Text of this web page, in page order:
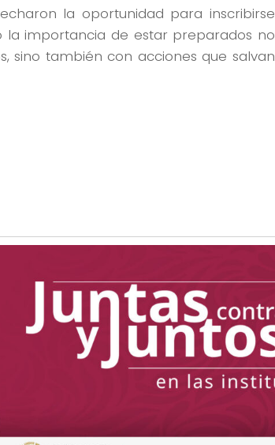
la oportunidad para inscribirse
la importancia de estar preparados no
sino también con acciones que salvan